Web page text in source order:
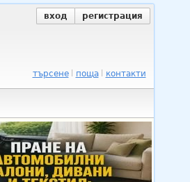
вход регистрация
търсене поща контакти